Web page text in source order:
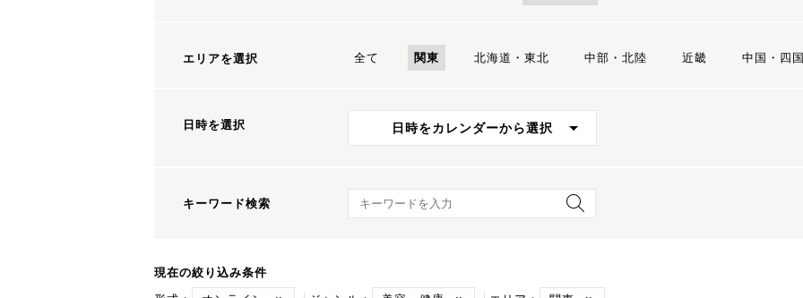
エリアを選択 全て 関東 北海道・東北 中部・北陸 近畿 中国・四国
日時を選択 日時をカレンダーから選択
キーワード検索 キーワード検索
現在の絞り込み条件